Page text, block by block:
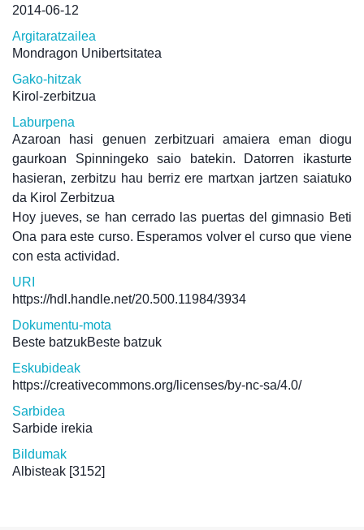
2014-06-12
Argitaratzailea
Mondragon Unibertsitatea
Gako-hitzak
Kirol-zerbitzua
Laburpena
Azaroan hasi genuen zerbitzuari amaiera eman diogu
gaurkoan Spinningeko saio batekin. Datorren ikasturte
hasieran, zerbitzu hau berriz ere martxan jartzen saiatuko
da Kirol Zerbitzua
Hoy jueves, se han cerrado las puertas del gimnasio Beti
Ona para este curso. Esperamos volver el curso que viene
con esta actividad.
URI
https://hdl.handle.net/20.500.11984/3934
Dokumentu-mota
Beste batzukBeste batzuk
Eskubideak
https://creativecommons.org/licenses/by-nc-sa/4.0/
Sarbidea
Sarbide irekia
Bildumak
Albisteak [3152]